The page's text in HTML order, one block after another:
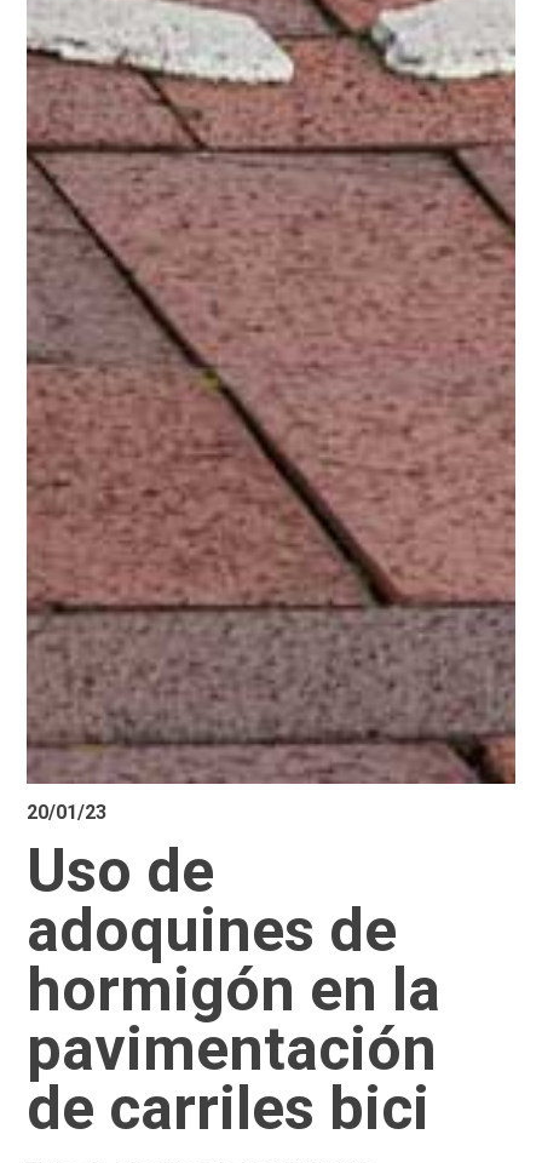
20/01/23
Uso de
adoquines de
hormigón en la
pavimentación
de carriles bici